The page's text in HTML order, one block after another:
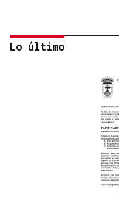
27 PUNTOS EN GALICIA
La Guardia Civil
eclipse con más de
Lo último